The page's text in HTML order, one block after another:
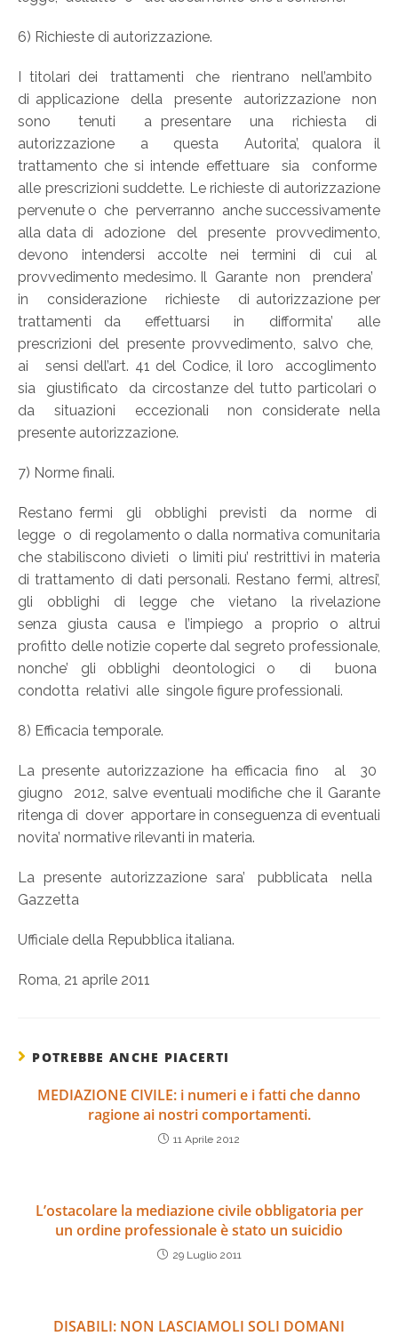
6) Richieste di autorizzazione.
I titolari dei trattamenti che rientrano nell’ambito
di applicazione della presente autorizzazione non
sono tenuti a presentare una richiesta di
autorizzazione a questa Autorita’, qualora il
trattamento che si intende effettuare sia conforme
alle prescrizioni suddette. Le richieste di autorizzazione
pervenute o che perverranno anche successivamente
alla data di adozione del presente provvedimento,
devono intendersi accolte nei termini di cui al
provvedimento medesimo. Il Garante non prendera’
in considerazione richieste di autorizzazione per
trattamenti da effettuarsi in difformita’ alle
prescrizioni del presente provvedimento, salvo che,
ai sensi dell’art. 41 del Codice, il loro accoglimento
sia giustificato da circostanze del tutto particolari o
da situazioni eccezionali non considerate nella
presente autorizzazione.
7) Norme finali.
Restano fermi gli obblighi previsti da norme di
legge o di regolamento o dalla normativa comunitaria
che stabiliscono divieti o limiti piu’ restrittivi in materia
di trattamento di dati personali. Restano fermi, altresi’,
gli obblighi di legge che vietano la rivelazione
senza giusta causa e l’impiego a proprio o altrui
profitto delle notizie coperte dal segreto professionale,
nonche’ gli obblighi deontologici o di buona
condotta relativi alle singole figure professionali.
8) Efficacia temporale.
La presente autorizzazione ha efficacia fino al 30
giugno 2012, salve eventuali modifiche che il Garante
ritenga di dover apportare in conseguenza di eventuali
novita’ normative rilevanti in materia.
La presente autorizzazione sara’ pubblicata nella
Gazzetta
Ufficiale della Repubblica italiana.
Roma, 21 aprile 2011
POTREBBE ANCHE PIACERTI
MEDIAZIONE CIVILE: i numeri e i fatti che danno
ragione ai nostri comportamenti.
11 Aprile 2012
L’ostacolare la mediazione civile obbligatoria per
un ordine professionale è stato un suicidio
29 Luglio 2011
DISABILI: NON LASCIAMOLI SOLI DOMANI